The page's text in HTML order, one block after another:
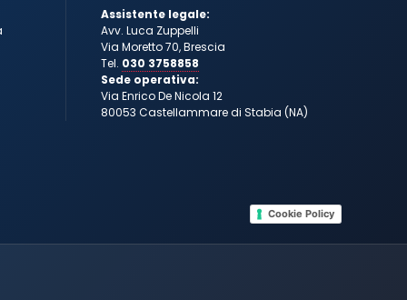
Assistente legale:
Avv. Luca Zuppelli
Via Moretto 70, Brescia
Tel. 030 3758858
Sede operativa:
Via Enrico De Nicola 12
80053 Castellammare di Stabia (NA)
Cookie Policy